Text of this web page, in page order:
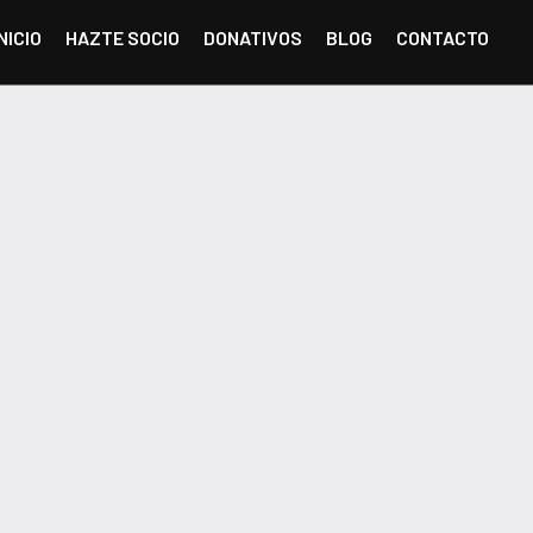
HAZTE SOCIO DONATIVOS BLOG CONTACTO